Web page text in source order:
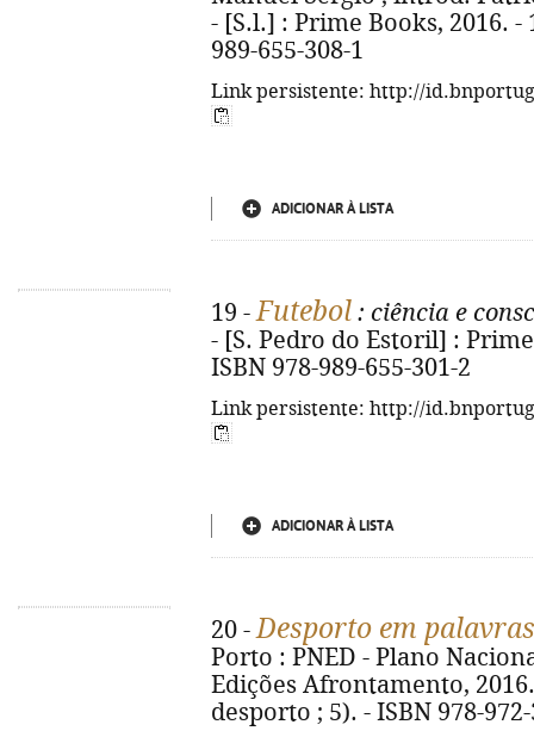
- [S.l.] : Prime Books, 2016. -
989-655-308-1
Link persistente: http://
ADICIONAR À LISTA
19 -Futebol : ciência e
- [S. Pedro do Estoril] :
ISBN 978-989-655-301-2
Link persistente: http://
ADICIONAR À LISTA
20 -Desporto em palavras
Porto : PNED - Plano
Edições Afrontamento,
desporto ; 5). - ISBN 978-